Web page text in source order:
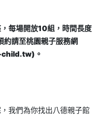
每場開放10組，時間長度
約請至桃園親子服務網
。
我們為你找出八德親子館